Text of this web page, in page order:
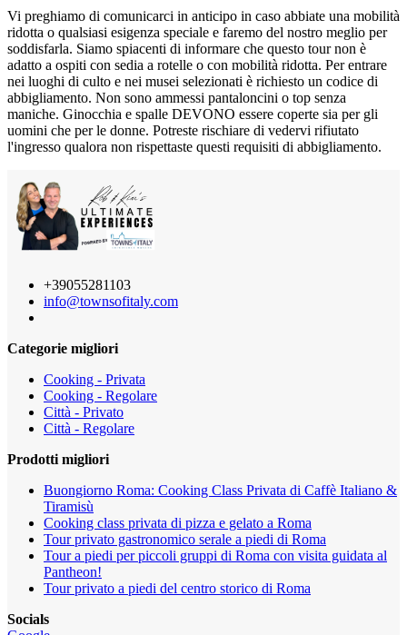
Vi preghiamo di comunicarci in anticipo in caso abbiate una mobilità
ridotta o qualsiasi esigenza speciale e faremo del nostro meglio per
soddisfarla. Siamo spiacenti di informare che questo tour non è
adatto a ospiti con sedia a rotelle o con mobilità ridotta. Per entrare
nei luoghi di culto e nei musei selezionati è richiesto un codice di
abbigliamento. Non sono ammessi pantaloncini o top senza
maniche. Ginocchia e spalle DEVONO essere coperte sia per gli
uomini che per le donne. Potreste rischiare di vedervi rifiutato
l'ingresso qualora non rispettaste questi requisiti di abbigliamento.
+39055281103
info@townsofitaly.com
Categorie migliori
Cooking - Privata
Cooking - Regolare
Città - Privato
Città - Regolare
Prodotti migliori
Buongiorno Roma: Cooking Class Privata di Caffè Italiano &
Tiramisù
Cooking class privata di pizza e gelato a Roma
Tour privato gastronomico serale a piedi di Roma
Tour a piedi per piccoli gruppi di Roma con visita guidata al
Pantheon!
Tour privato a piedi del centro storico di Roma
Socials